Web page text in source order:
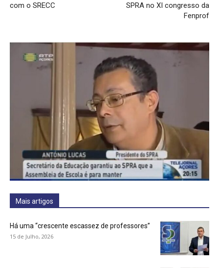
com o SRECC
SPRA no XI congresso da
Fenprof
Mais artigos
Há uma “crescente escassez de professores”
15 de Julho, 2026